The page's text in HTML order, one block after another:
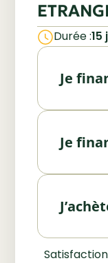
Durée :
Je
Utilisez
de
tout
Je
Vous
votre
Vous
un